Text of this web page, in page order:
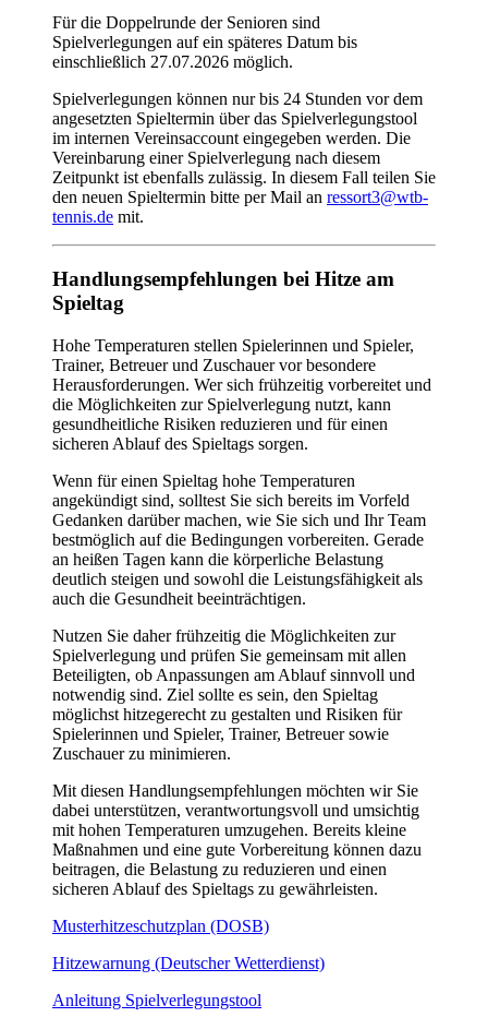
Für die Doppelrunde der Senioren sind
Spielverlegungen auf ein späteres Datum bis
einschließlich 27.07.2026 möglich.
Spielverlegungen können nur bis 24 Stunden vor dem
angesetzten Spieltermin über das Spielverlegungstool
im internen Vereinsaccount eingegeben werden. Die
Vereinbarung einer Spielverlegung nach diesem
Zeitpunkt ist ebenfalls zulässig. In diesem Fall teilen Sie
den neuen Spieltermin bitte per Mail an ressort3@wtb-
tennis.de mit.
Handlungsempfehlungen bei Hitze am
Spieltag
Hohe Temperaturen stellen Spielerinnen und Spieler,
Trainer, Betreuer und Zuschauer vor besondere
Herausforderungen. Wer sich frühzeitig vorbereitet und
die Möglichkeiten zur Spielverlegung nutzt, kann
gesundheitliche Risiken reduzieren und für einen
sicheren Ablauf des Spieltags sorgen.
Wenn für einen Spieltag hohe Temperaturen
angekündigt sind, solltest Sie sich bereits im Vorfeld
Gedanken darüber machen, wie Sie sich und Ihr Team
bestmöglich auf die Bedingungen vorbereiten. Gerade
an heißen Tagen kann die körperliche Belastung
deutlich steigen und sowohl die Leistungsfähigkeit als
auch die Gesundheit beeinträchtigen.
Nutzen Sie daher frühzeitig die Möglichkeiten zur
Spielverlegung und prüfen Sie gemeinsam mit allen
Beteiligten, ob Anpassungen am Ablauf sinnvoll und
notwendig sind. Ziel sollte es sein, den Spieltag
möglichst hitzegerecht zu gestalten und Risiken für
Spielerinnen und Spieler, Trainer, Betreuer sowie
Zuschauer zu minimieren.
Mit diesen Handlungsempfehlungen möchten wir Sie
dabei unterstützen, verantwortungsvoll und umsichtig
mit hohen Temperaturen umzugehen. Bereits kleine
Maßnahmen und eine gute Vorbereitung können dazu
beitragen, die Belastung zu reduzieren und einen
sicheren Ablauf des Spieltags zu gewährleisten.
Musterhitzeschutzplan (DOSB)
Hitzewarnung (Deutscher Wetterdienst)
Anleitung Spielverlegungstool